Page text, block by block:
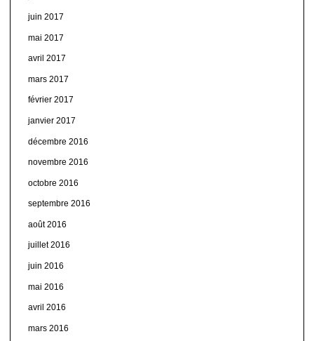
juin 2017
mai 2017
avril 2017
mars 2017
février 2017
janvier 2017
décembre 2016
novembre 2016
octobre 2016
septembre 2016
août 2016
juillet 2016
juin 2016
mai 2016
avril 2016
mars 2016